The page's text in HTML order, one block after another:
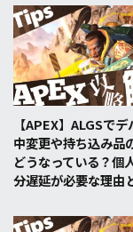
【APEX】ALGSで
中変更や持ち込み品
どうなっている？個
分遅延が必要な理由